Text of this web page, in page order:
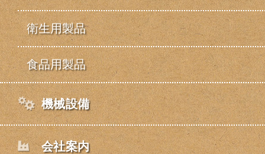
衛生用製品
食品用製品
機械設備
会社案内